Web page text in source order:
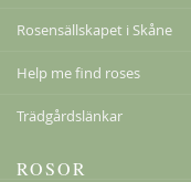
Rosensällskapet i Skåne
Help me find roses
Trädgårdslänkar
ROSOR